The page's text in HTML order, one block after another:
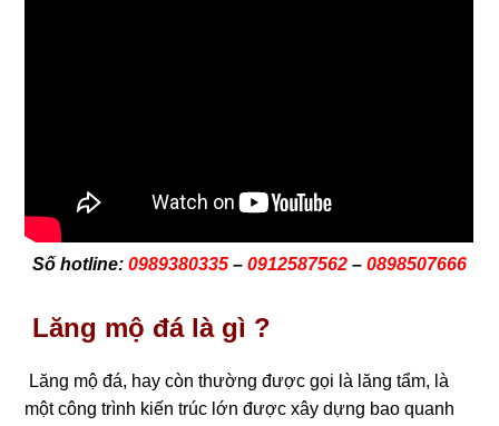
Số hotline: 0989380335 – 0912587562 – 0898507666
Lăng mộ đá là gì ?
Lăng mộ đá, hay còn thường được gọi là lăng tẩm, là
một công trình kiến trúc lớn được xây dựng bao quanh